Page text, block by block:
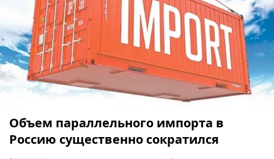
Объем параллельного импорта в
Россию существенно сократился